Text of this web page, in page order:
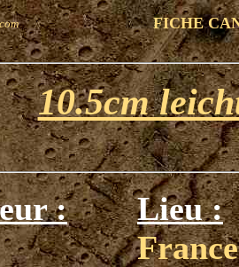
FICHE
10.5cm
:
Lieu :
France